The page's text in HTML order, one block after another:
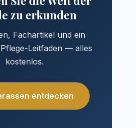
zu erkunden
Fachartikel und ein
Leitfaden — alles
kostenlos.
entdecken